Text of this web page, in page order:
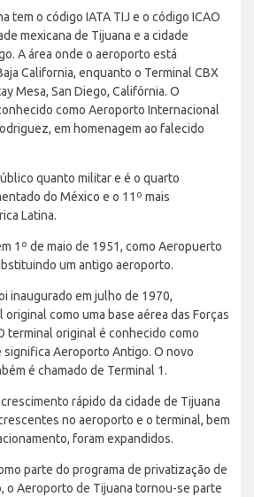
tem o código IATA TIJ e o código ICAO
mexicana de Tijuana e a cidade
A área onde o aeroporto está
California, enquanto o Terminal CBX
Mesa, San Diego, Califórnia. O
como Aeroporto Internacional
em homenagem ao falecido
quanto militar e é o quarto
do México e o 11º mais
Latina.
1º de maio de 1951, como Aeropuerto
um antigo aeroporto.
inaugurado em julho de 1970,
como uma base aérea das Forças
terminal original é conhecido como
Aeroporto Antigo. O novo
é chamado de Terminal 1.
rápido da cidade de Tijuana
no aeroporto e o terminal, bem
foram expandidos.
parte do programa de privatização de
o Aeroporto de Tijuana tornou-se parte